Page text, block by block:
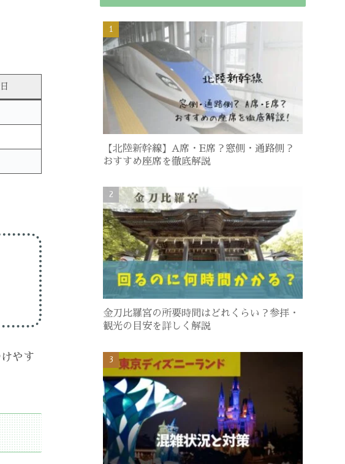
やす
【北陸新幹線】A席・E席？窓側・通路側？
おすすめ座席を徹底解説
金刀比羅宮の所要時間はどれくらい？参拝・
観光の目安を詳しく解説